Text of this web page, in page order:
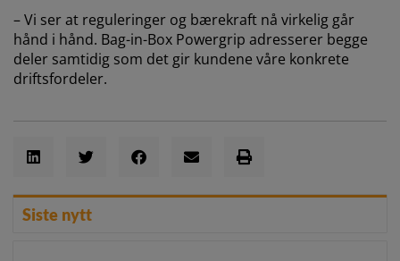
– Vi ser at reguleringer og bærekraft nå virkelig går
hånd i hånd. Bag-in-Box Powergrip adresserer begge
deler samtidig som det gir kundene våre konkrete
driftsfordeler.
Siste nytt